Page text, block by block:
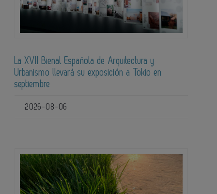
La XVII Bienal Española de Arquitectura y
Urbanismo llevará su exposición a Tokio en
septiembre
2026-08-06